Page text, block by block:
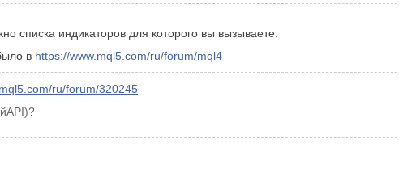
списка индикаторов для которого вы вызываете.
в https://www.mql5.com/ru/forum/mql4
ru/forum/320245